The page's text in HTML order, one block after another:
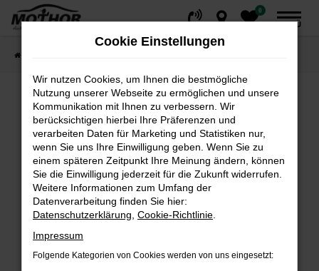
Zum
0
MENÜ
Fehler: Network Error
Beim Laden ist ein Fehler aufgetreten.
Hier sind ein paar Tipps, die dir helfen können:
Überprüfe deine Firewall und deine
Internetverbindung.
Suchmaschine?
Cookie Einstellungen
Wir nutzen Cookies, um Ihnen die bestmögliche
Nutzung unserer Webseite zu ermöglichen und unsere
Kommunikation mit Ihnen zu verbessern. Wir
berücksichtigen hierbei Ihre Präferenzen und
verarbeiten Daten für Marketing und Statistiken nur,
wenn Sie uns Ihre Einwilligung geben. Wenn Sie zu
einem späteren Zeitpunkt Ihre Meinung ändern, können
Sie die Einwilligung jederzeit für die Zukunft widerrufen.
Weitere Informationen zum Umfang der
Datenverarbeitung finden Sie hier:
Datenschutzerklärung Cookie-Richtlinie
Impressum
Folgende Kategorien von Cookies werden von uns eingesetzt: